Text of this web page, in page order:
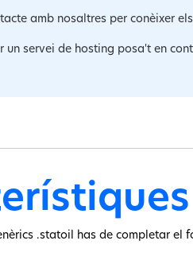
amb nosaltres per conèixer
servei de hosting posa't en
.statoil has de completar el